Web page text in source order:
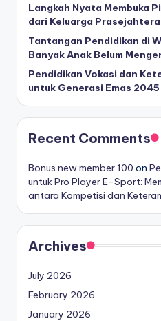
Langkah Nyata Membuka
dari Keluarga Prasejahtera
Tantangan Pendidikan di
Banyak Anak Belum
Pendidikan Vokasi dan
untuk Generasi Emas 2045
Recent Comments
Bonus new member 100 on
untuk Pro Player E-Sport:
antara Kompetisi dan
Archives
July 2026
February 2026
January 2026